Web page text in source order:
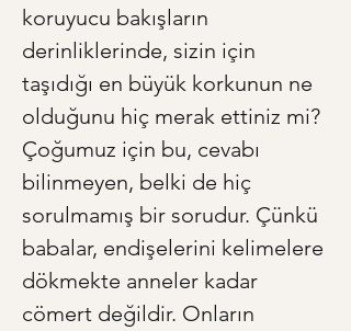
koruyucu bakışların
derinliklerinde, sizin için
taşıdığı en büyük korkunun ne
olduğunu hiç merak ettiniz mi?
Çoğumuz için bu, cevabı
bilinmeyen, belki de hiç
sorulmamış bir sorudur. Çünkü
babalar, endişelerini kelimelere
dökmekte anneler kadar
cömert değildir. Onların